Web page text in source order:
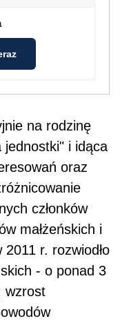
na rodzinę
jednostki" i idąca
oraz
członków
małżeńskich i
r. rozwiodło
- o ponad 3
wzrost